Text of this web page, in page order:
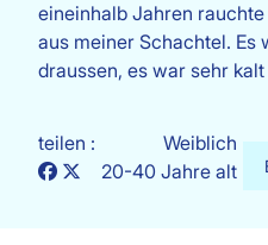
eineinhalb Jahren
aus meiner Schachtel. Es
draussen, es war sehr
teilen :
Weiblich
20-40 Jahre alt